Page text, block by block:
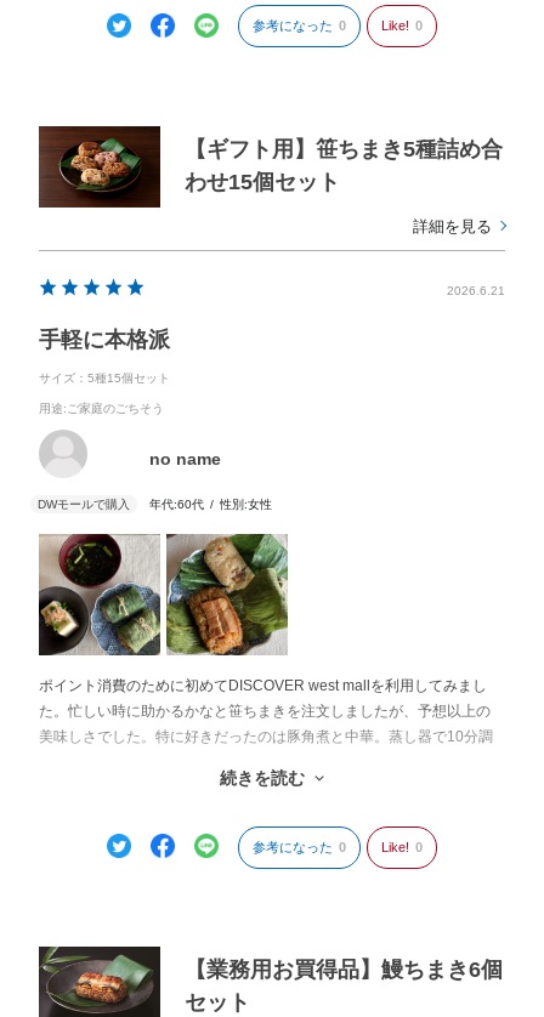
参考になった 0 Like! 0
【ギフト用】笹ちまき5種詰め合
わせ15個セット
詳細を見る
2026.6.21
手軽に本格派
サイズ：5種15個セット
用途:ご家庭のごちそう
no name
年代:60代 性別:女性
ポイント消費のために初めてDISCOVER west mallを利用してみまし
た。忙しい時に助かるかなと笹ちまきを注文しましたが、予想以上の
美味しさでした。特に好きだったのは豚角煮と中華。蒸し器で10分調
休日のお昼、ささっと簡単に。シニアの私達には2個ずつと冷奴ともず
ぜひリピートしたいです。
続きを読む
参考になった 0 Like! 0
【業務用お買得品】鰻ちまき6個
セット